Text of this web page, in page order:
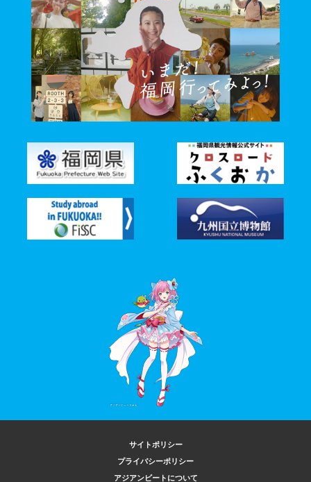
サイトポリシー
プライバシーポリシー
アジアンビートについて